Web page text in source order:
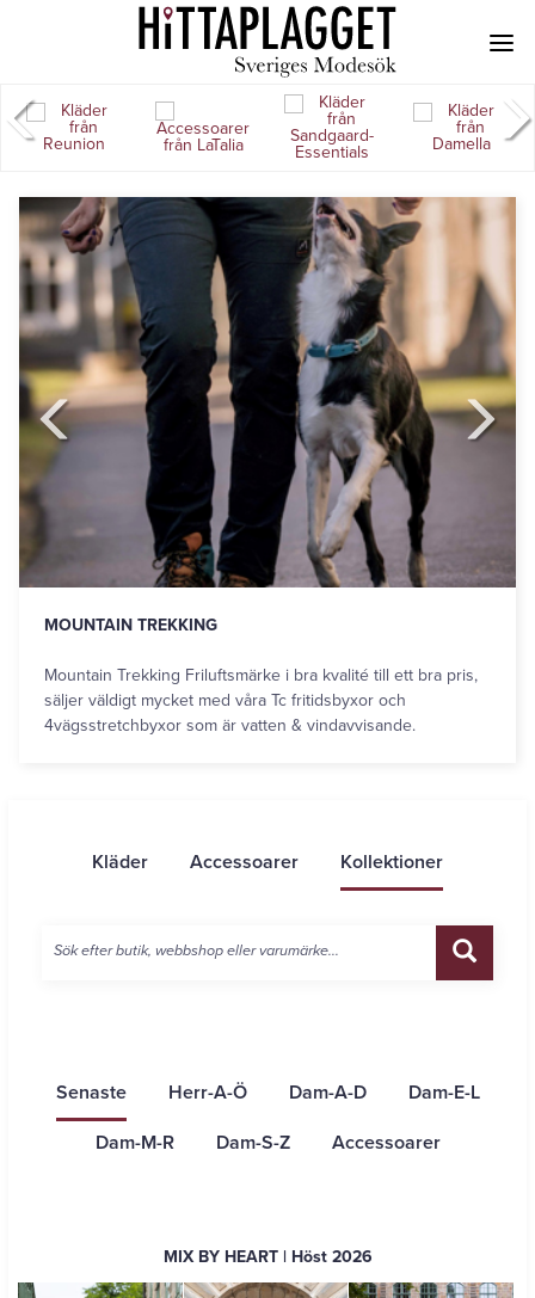
MOUNTAIN TREKKING
Mountain Trekking Friluftsmärke i bra kvalité till ett bra pris,
säljer väldigt mycket med våra Tc fritidsbyxor och
4vägsstretchbyxor som är vatten & vindavvisande.
Kläder Accessoarer Kollektioner
Senaste Herr-A-Ö Dam-A-D Dam-E-L
Dam-M-R Dam-S-Z Accessoarer
MIX BY HEART | Höst 2026